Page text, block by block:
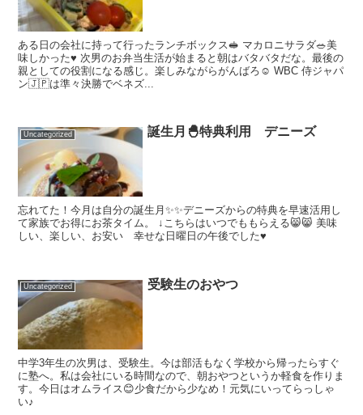
ある日の会社に持って行ったランチボックス🥪 マカロニサラダ🥗美
味しかった♥︎ 次男のお弁当生活が始まると朝はバタバタだな。最後の
親としての役割になる感じ。楽しみながらがんばろ☺️ WBC 侍ジャパ
ン🇯🇵は準々決勝でベネズ...
Uncategorized 誕生月🐣特典利用 デニーズ
忘れてた！今月は自分の誕生月✨✨デニーズからの特典を早速活用し
て家族でお得にお茶タイム。 ↓こちらはいつでももらえる😸😸 美味
しい、楽しい、お安い 幸せな日曜日の午後でした♥︎
Uncategorized 受験生のおやつ
中学3年生の次男は、受験生。今は部活もなく学校から帰ったらすぐ
に塾へ。私は会社にいる時間なので、朝おやつというか軽食を作りま
す。今日はオムライス😊少食だから少なめ！元気にいってらっしゃ
い♪